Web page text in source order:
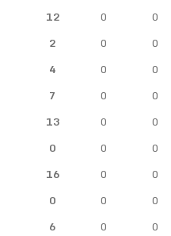
12 0 0
2 0 0
4 0
0
7 0 0
13 0 0
0 0 0
16 0 0
0 0
0
6 0 0